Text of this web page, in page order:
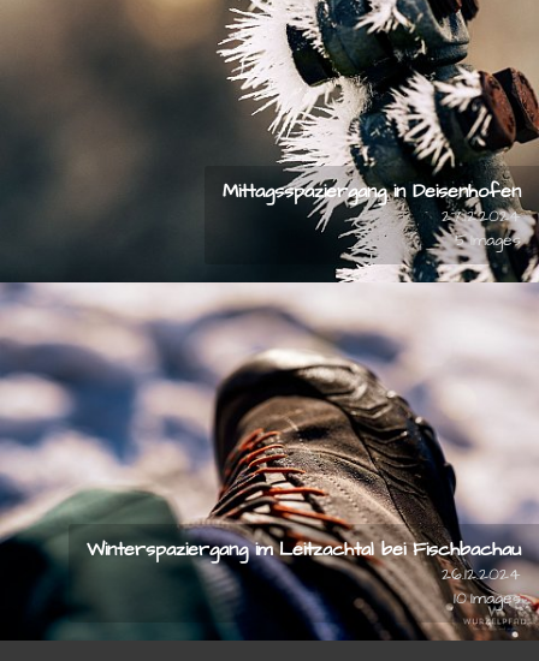
Mittagsspaziergang in Deisenhofen
27.12.2024
5
Winterspaziergang im Leitzachtal bei Fischbachau
26.12.2024
10